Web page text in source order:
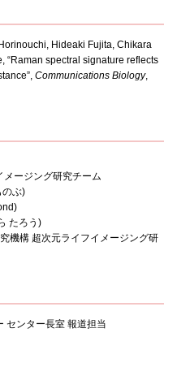
Hideaki Fujita, Chikara
“Raman spectral signature reflects
Communications Biology,
ージング研究チーム
のぶ)
たろう)
機構 超次元ライフイメージング研
センター長室 報道担当